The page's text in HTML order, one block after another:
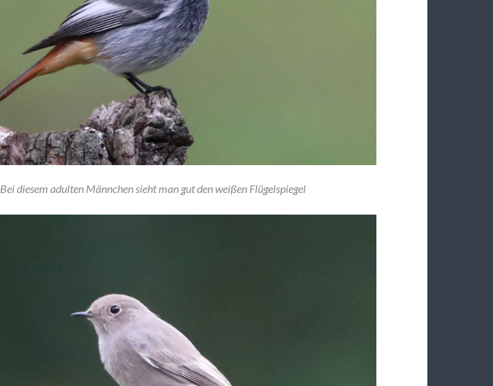
Bei diesem adulten Männchen sieht man gut den weißen Flügelspiegel